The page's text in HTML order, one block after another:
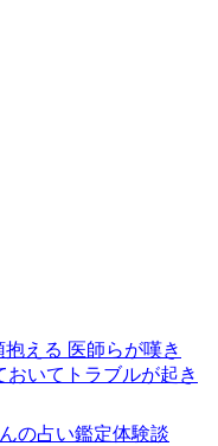
える 医師らが嘆き
いてトラブルが起き
の占い鑑定体験談